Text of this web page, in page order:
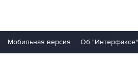
Мобильная версия Об "Интерфаксе"